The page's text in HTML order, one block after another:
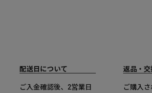
配送日について
ご入金確認後、2営業日
返品・
ご購入